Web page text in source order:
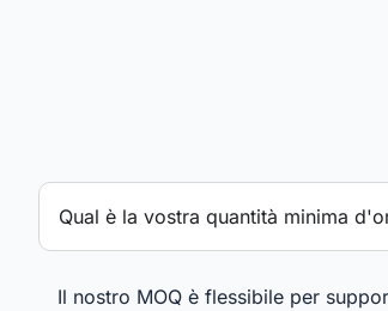
Qual è la vostra quantità minima
Il nostro MOQ è flessibile per